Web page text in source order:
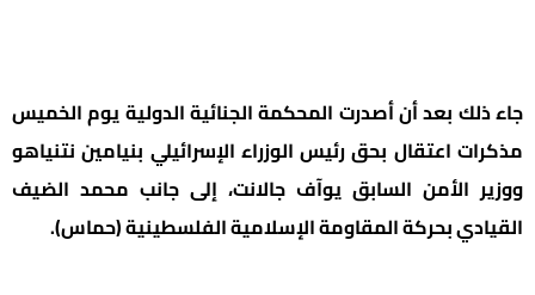
جاء ذلك بعد أن أصدرت المحكمة الجنائية الدولية يوم الخميس
مذكرات اعتقال بحق رئيس الوزراء الإسرائيلي بنيامين نتنياهو
ووزير الأمن السابق يوآف جالانت، إلى جانب محمد الضيف
القيادي بحركة المقاومة الإسلامية الفلسطينية (حماس).